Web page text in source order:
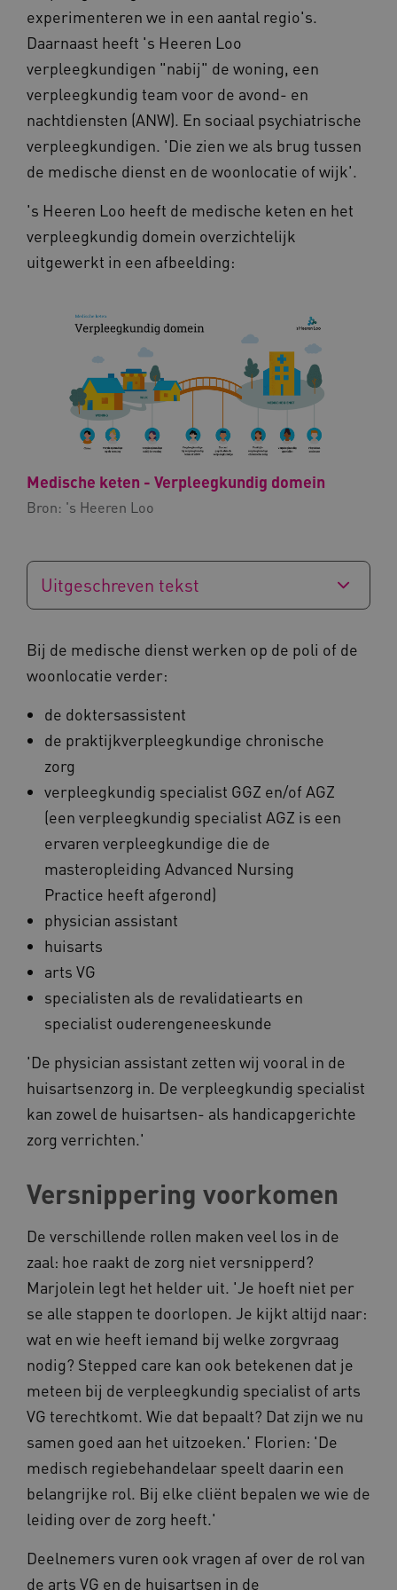
experimenteren we in een aantal regio's.
Daarnaast heeft 's Heeren Loo
verpleegkundigen "nabij" de woning, een
verpleegkundig team voor de avond- en
nachtdiensten (ANW). En sociaal psychiatrische
verpleegkundigen. 'Die zien we als brug tussen
de medische dienst en de woonlocatie of wijk'.
's Heeren Loo heeft de medische keten en het
verpleegkundig domein overzichtelijk
uitgewerkt in een afbeelding:
Medische keten - Verpleegkundig domein
Bron: 's Heeren Loo
Uitgeschreven tekst
Bij de medische dienst werken op de poli of de
woonlocatie verder:
de doktersassistent
de praktijkverpleegkundige chronische
zorg
verpleegkundig specialist GGZ en/of AGZ
(een verpleegkundig specialist AGZ is een
ervaren verpleegkundige die de
masteropleiding Advanced Nursing
Practice heeft afgerond)
physician assistant
huisarts
arts VG
specialisten als de revalidatiearts en
specialist ouderengeneeskunde
'De physician assistant zetten wij vooral in de
huisartsenzorg in. De verpleegkundig specialist
kan zowel de huisartsen- als handicapgerichte
zorg verrichten.'
Versnippering voorkomen
De verschillende rollen maken veel los in de
zaal: hoe raakt de zorg niet versnipperd?
Marjolein legt het helder uit. 'Je hoeft niet per
se alle stappen te doorlopen. Je kijkt altijd naar:
wat en wie heeft iemand bij welke zorgvraag
nodig? Stepped care kan ook betekenen dat je
meteen bij de verpleegkundig specialist of arts
VG terechtkomt. Wie dat bepaalt? Dat zijn we nu
samen goed aan het uitzoeken.' Florien: 'De
medisch regiebehandelaar speelt daarin een
belangrijke rol. Bij elke cliënt bepalen we wie de
leiding over de zorg heeft.'
Deelnemers vuren ook vragen af over de rol van
de arts VG en de huisartsen in de
__Secure-
ROLLOUT_TOKEN
.youtube.com
__cf_bm
Cloudflare Inc.
BCSessionID vilans.blueconic.net
CookieScriptConsent
CookieScript
www.kennispleingehandicaptensector.nl
AWSALBCORS
Amazon.com Inc.
UMB_SESSION www.kennispleingehandicaptensector.nl
ARRAffinitySameSite
Microsoft Corporation
Naam Provider/Domein
_ga
Google LLC
.kennispleingehandicaptensector.nl
Naam Provider/ Domein
FPID
Google
.kennispleingehandicaptensector.nl
BCSessionID www.kennispleingehandicaptensector.nl
Google Privacy Policy